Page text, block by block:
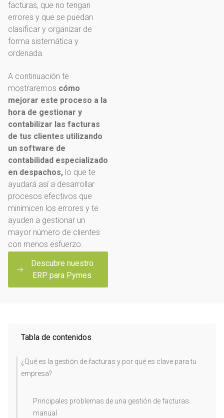
facturas, que no tengan
errores y que se puedan
clasificar y organizar de
forma sistemática y
ordenada.
A continuación te
mostraremos cómo
mejorar este proceso a la
hora de gestionar y
contabilizar las facturas
de tus clientes utilizando
un software de
contabilidad especializado
en despachos, lo que te
ayudará así a desarrollar
procesos efectivos que
minimicen los errores y te
ayuden a gestionar un
mayor número de clientes
con menos esfuerzo.
Descubre nuestro
ERP para Pymes
Tabla de contenidos
¿Qué es la gestión de facturas y por qué es clave para tu
empresa?
Principales problemas de una gestión de facturas
manual